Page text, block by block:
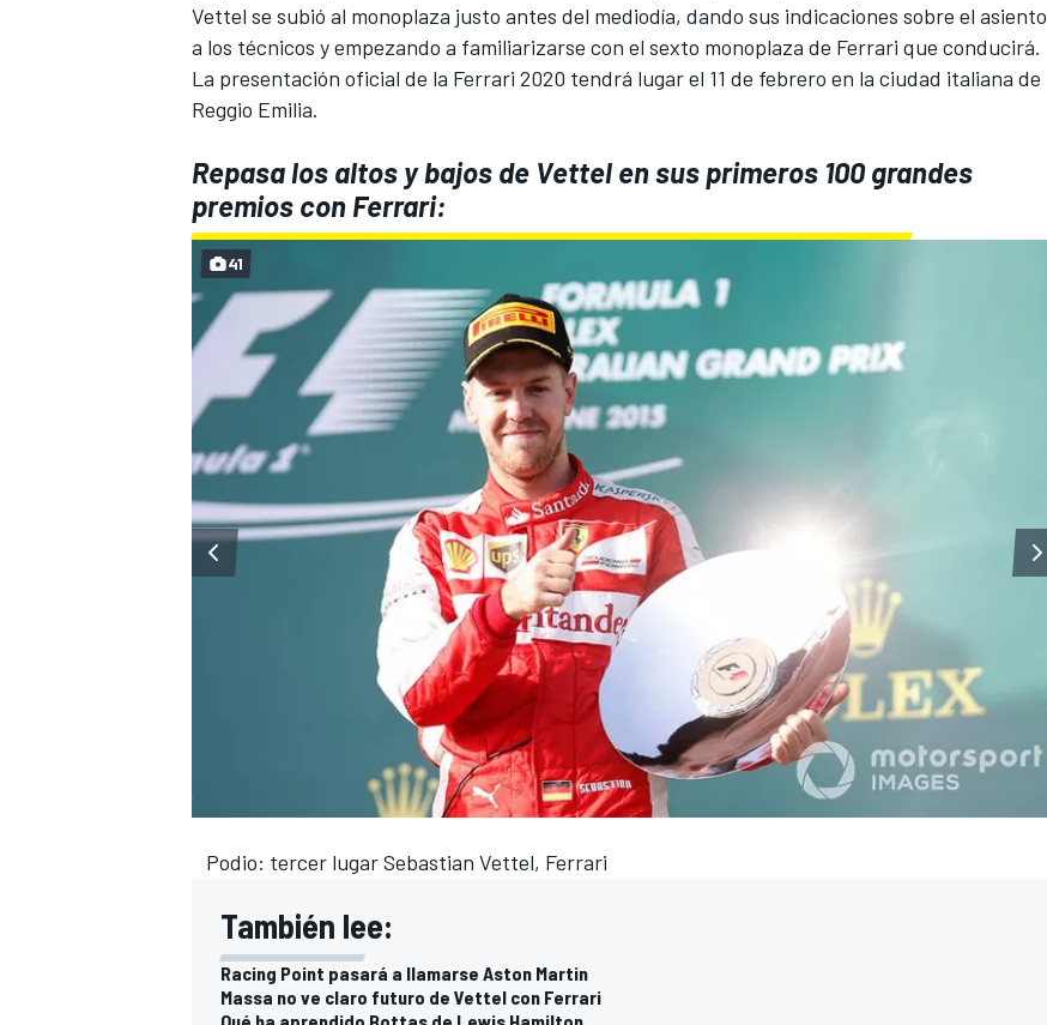
Vettel se subió al monoplaza justo antes del mediodía, dando sus indicaciones sobre el asiento
a los técnicos y empezando a familiarizarse con el sexto monoplaza de Ferrari que conducirá.
La presentación oficial de la Ferrari 2020 tendrá lugar el 11 de febrero en la ciudad italiana de
Reggio Emilia.
Repasa los altos y bajos de Vettel en sus primeros 100 grandes
premios con Ferrari:
Podio: tercer lugar Sebastian Vettel, Ferrari
41
También lee:
Racing Point pasará a llamarse Aston Martin
Massa no ve claro futuro de Vettel con Ferrari